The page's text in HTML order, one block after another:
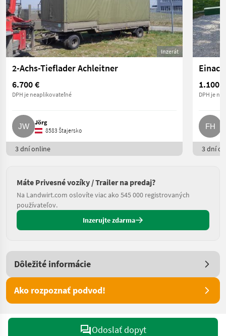
Inzerát
2-Achs-Tieflader Achleitner
6.700 €
DPH je neaplikovateľné
Jörg
8583 Štajersko
3 dní online
1.100 €
DPH je
3 dní
Máte Privesné vozíky / Trailer na predaj?
Na Landwirt.com oslovíte viac ako 545 000 registrovaných
používateľov.
Inzerujte zdarma
Dôležité informácie
Ako rozpoznať podvod!
Odoslať dopyt